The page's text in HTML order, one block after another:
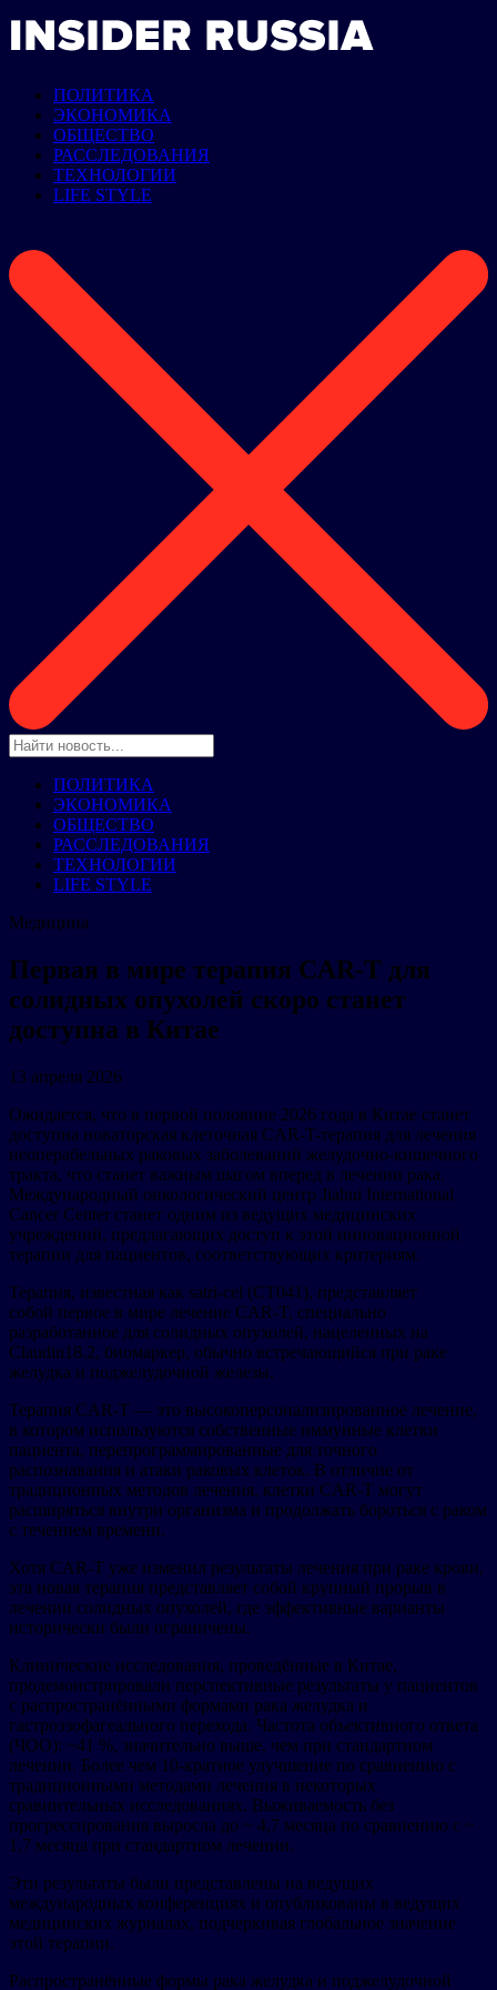
ПОЛИТИКА
ЭКОНОМИКА
ОБЩЕСТВО
РАССЛЕДОВАНИЯ
ТЕХНОЛОГИИ
LIFE STYLE
ПОЛИТИКА
ЭКОНОМИКА
ОБЩЕСТВО
РАССЛЕДОВАНИЯ
ТЕХНОЛОГИИ
LIFE STYLE
Медицина
Первая в мире терапия CAR-T для
солидных опухолей скоро станет
доступна в Китае
13 апреля 2026
Ожидается, что в первой половине 2026 года в Китае станет
доступна новаторская клеточная CAR-T-терапия для лечения
неоперабельных раковых заболеваний желудочно-кишечного
тракта, что станет важным шагом вперед в лечении рака.
Международный онкологический центр Jiahui International
Cancer Center станет одним из ведущих медицинских
учреждений, предлагающих доступ к этой инновационной
терапии для пациентов, соответствующих критериям.
Терапия, известная как satri-cel (CT041), представляет
собой первое в мире лечение CAR-T, специально
разработанное для солидных опухолей, нацеленных на
Claudin18.2, биомаркер, обычно встречающийся при раке
желудка и поджелудочной железы.
Терапия CAR-T — это высокоперсонализированное лечение,
в котором используются собственные иммунные клетки
пациента, перепрограммированные для точного
распознавания и атаки раковых клеток. В отличие от
традиционных методов лечения, клетки CAR-T могут
расширяться внутри организма и продолжать бороться с раком
с течением времени.
Хотя CAR-T уже изменил результаты лечения при раке крови,
эта новая терапия представляет собой крупный прорыв в
лечении солидных опухолей, где эффективные варианты
исторически были ограничены.
Клинические исследования, проведённые в Китае,
продемонстрировали перспективные результаты у пациентов
с распространёнными формами рака желудка и
гастроэзофагеального перехода. Частота объективного ответа
(ЧОО): ~41 %, значительно выше, чем при стандартном
лечении. Более чем 10-кратное улучшение по сравнению с
традиционными методами лечения в некоторых
сравнительных исследованиях. Выживаемость без
прогрессирования выросла до ~ 4,7 месяца по сравнению с ~
1,7 месяца при стандартном лечении.
Эти результаты были представлены на ведущих
международных конференциях и опубликованы в ведущих
медицинских журналах, подчеркивая глобальное значение
этой терапии.
Распространённые формы рака желудка и поджелудочной